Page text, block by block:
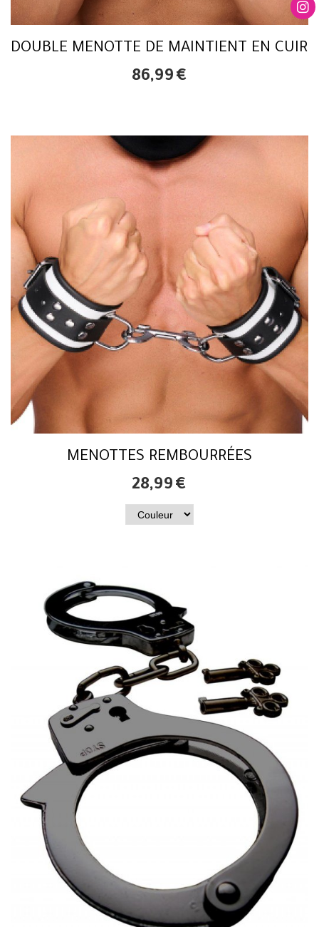
DOUBLE MENOTTE DE MAINTIENT EN CUIR
86,99 €
MENOTTES REMBOURRÉES
28,99 €